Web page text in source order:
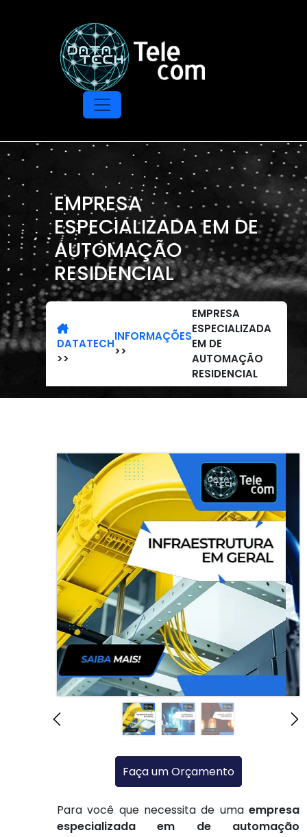
EMPRESA
ESPECIALIZADA EM DE
AUTOMAÇÃO
RESIDENCIAL
DATATECH
>>
INFORMAÇÕES
>>
EMPRESA
ESPECIALIZADA
EM DE
AUTOMAÇÃO
RESIDENCIAL
Para você que necessita de uma empresa
especializada em de automação
Faça um Orçamento